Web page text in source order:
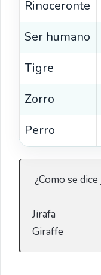
Rinoceronte
Ser humano
Tigre
Zorro
Perro
Jirafa
Giraffe